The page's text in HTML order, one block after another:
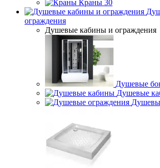
Краны 30
ограждения
Душевые кабины и ограждения
Душевые
Душевые